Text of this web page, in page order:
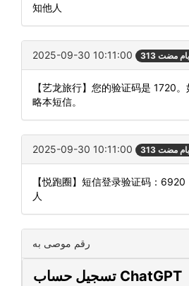
知他人
2025-09-30 10:11:00 أيام مضت
【艺龙旅行】您的验证码是 1720
略本短信。
2025-09-30 10:11:00 أيام مضت
【悦跑圈】短信登录验证码：
人
رقم موصى به
تسجيل حساب ChatGPT